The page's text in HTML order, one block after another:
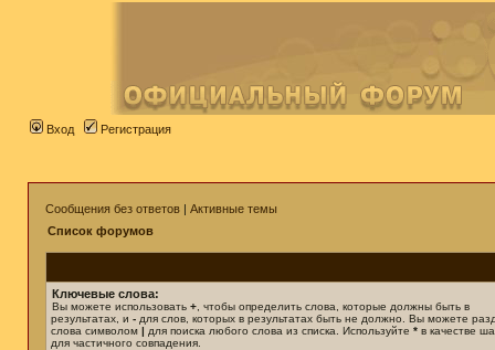
Вход Регистрация
Сообщения без ответов | Активные темы
Список форумов
Ключевые слова:
Вы можете использовать + , чтобы определить слова, которые должны быть в
результатах, и - для слов, которых в результатах быть не должно. Вы можете
слова символом | для поиска любого слова из списка. Используйте * в качестве
для частичного совпадения.